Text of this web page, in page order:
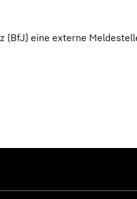
(BfJ) eine externe